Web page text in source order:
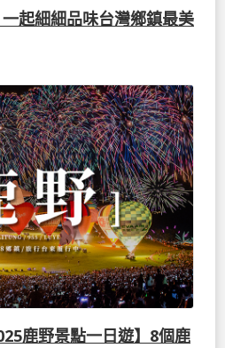
起細細品味台灣鄉鎮最美
鹿野景點一日遊】8個鹿